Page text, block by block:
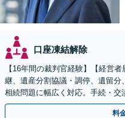
口座凍結解除
【16年間の裁判官経験】【経営
継、遺産分割協議・調停、遺留
相続問題に幅広く対応。手続・
会社、ご家族の安心を守ります。
料